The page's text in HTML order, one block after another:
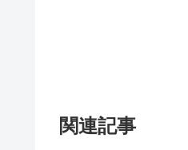
関連記事